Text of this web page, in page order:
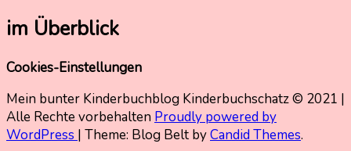
im Überblick
Cookies-Einstellungen
Mein bunter Kinderbuchblog Kinderbuchschatz © 2021 |
Alle Rechte vorbehalten Proudly powered by
WordPress | Theme: Blog Belt byCandid Themes.